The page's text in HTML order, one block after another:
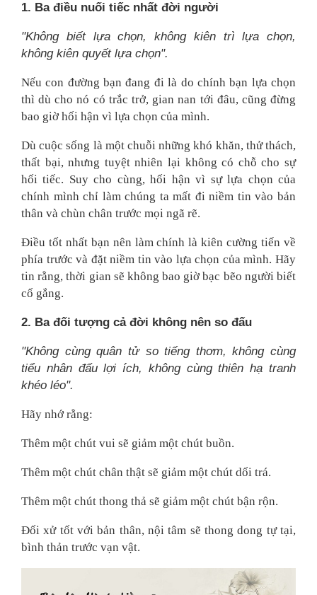
1. Ba điều nuối tiếc nhất đời người
"Không biết lựa chọn, không kiên trì lựa chọn,
không kiên quyết lựa chọn".
Nếu con đường bạn đang đi là do chính bạn lựa chọn
thì dù cho nó có trắc trở, gian nan tới đâu, cũng đừng
bao giờ hối hận vì lựa chọn của mình.
Dù cuộc sống là một chuỗi những khó khăn, thử thách,
thất bại, nhưng tuyệt nhiên lại không có chỗ cho sự
hối tiếc. Suy cho cùng, hối hận vì sự lựa chọn của
chính mình chỉ làm chúng ta mất đi niềm tin vào bản
thân và chùn chân trước mọi ngã rẽ.
Điều tốt nhất bạn nên làm chính là kiên cường tiến về
phía trước và đặt niềm tin vào lựa chọn của mình. Hãy
tin rằng, thời gian sẽ không bao giờ bạc bẽo người biết
cố gắng.
2. Ba đối tượng cả đời không nên so đấu
"Không cùng quân tử so tiếng thơm, không cùng
tiểu nhân đấu lợi ích, không cùng thiên hạ tranh
khéo léo".
Hãy nhớ rằng:
Thêm một chút vui sẽ giảm một chút buồn.
Thêm một chút chân thật sẽ giảm một chút dối trá.
Thêm một chút thong thả sẽ giảm một chút bận rộn.
Đối xử tốt với bản thân, nội tâm sẽ thong dong tự tại,
bình thản trước vạn vật.